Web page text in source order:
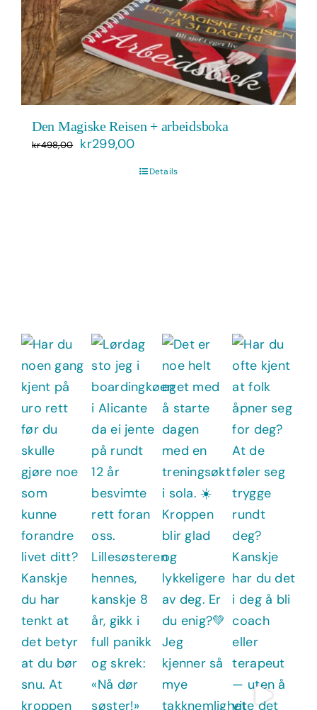
Den Magiske Reisen + arbeidsboka
kr498,00
Opprinnelig
kr299,00Nåværende
prisDetails